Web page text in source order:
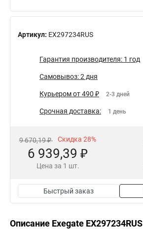
Артикул: EX297234RUS
Гарантия производителя: 1 год
Самовывоз: 2 дня
Курьером от 490 ₽ 2-3 дней
Срочная доставка: 1 день
9 670,19 ₽ Скидка 28%
6 939,39 ₽
Цена за 1 шт.
Быстрый заказ
Описание Exegate EX297234RUS